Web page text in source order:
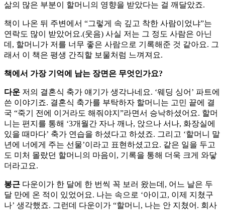
삶의 많은 부분이 할머니의 영향을 받았다는 걸 깨달았죠.
책이 나온 뒤 주변에서 “그렇게 속 깊고 착한 사람이었냐”는
연락도 많이 받았어요.(웃음) 사실 저는 그 정도 사람은 아닌
데, 할머니가 저를 너무 좋은 사람으로 기록해준 것 같아요. 그
래서 이 책은 평생 간직할 보물처럼 느껴져요.
책에서 가장 기억에 남는 장면은 무엇인가요?
다운 저의 결혼식 축가 얘기가 생각나네요. ‘웨딩 싱어’ 파트에
쓴 이야기죠. 결혼식 축가를 부탁하자 할머니는 고민 끝에 결
국 “죽기 전에 이거라도 해줘야지”라면서 승낙하셨어요. 할머
니는 편지를 통해 ‘3개월간 자나 깨나, 앉으나 서나, 화장실에
있을 때마다’ 축가 연습을 하셨다고 하셨죠. 그리고 ‘할머니 말
년에 너에게 주는 선물’이라고 표현하셨고요. 같은 일을 두고
도 미처 몰랐던 할머니의 마음이, 기록을 통해 더욱 크게 와닿
더라고요.
봉근 다운이가 한 달에 한 번씩 꼭 보러 왔는데, 어느 날은 두
달 만에 온 적이 있었어요. 나는 속으로 ‘아이고, 이제 지쳤구
나’ 생각했죠. 그런데 다운이가 “할머니, 나는 안 지쳤어. 회사